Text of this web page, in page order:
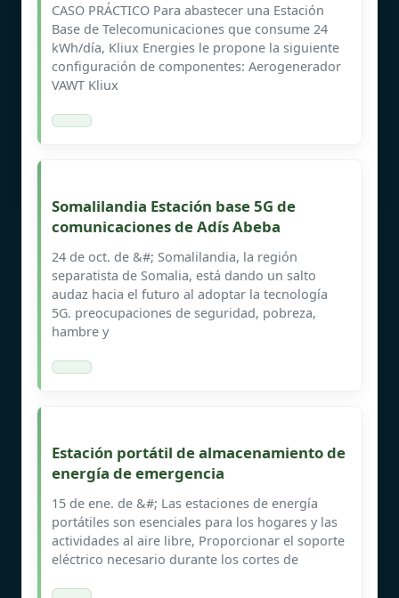
CASO PRÁCTICO Para abastecer una Estación
Base de Telecomunicaciones que consume 24
kWh/día, Kliux Energies le propone la siguiente
configuración de componentes: Aerogenerador
VAWT Kliux
Somalilandia Estación base 5G de
comunicaciones de Adís Abeba
24 de oct. de &#; Somalilandia, la región
separatista de Somalia, está dando un salto
audaz hacia el futuro al adoptar la tecnología
5G. preocupaciones de seguridad, pobreza,
hambre y
Estación portátil de almacenamiento de
energía de emergencia
15 de ene. de &#; Las estaciones de energía
portátiles son esenciales para los hogares y las
actividades al aire libre, Proporcionar el soporte
eléctrico necesario durante los cortes de